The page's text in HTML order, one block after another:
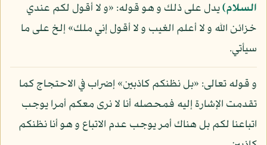
السلام)يدل على ذلك و هو قوله: «و لا أقول لكم عندي
خزائن الله و لا أعلم الغيب و لا أقول إني ملك» إلخ على ما
سيأتي.
و قوله تعالى: «بل نظنكم كاذبين» إضراب في الاحتجاج كما
تقدمت الإشارة إليه فمحصله أنا لا نرى معكم أمرا يوجب
اتباعنا لكم بل هناك أمر يوجب عدم الاتباع و هو أنا نظنكم